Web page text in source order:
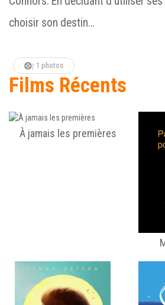
choisir son destin…
1 photos
Films Récents
À jamais les premières